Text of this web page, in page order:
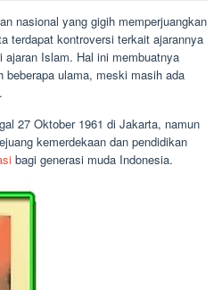
nasional yang gigih memperjuangkan
terdapat kontroversi terkait ajarannya
ajaran Islam. Hal ini membuatnya
beberapa ulama, meski masih ada
27 Oktober 1961 di Jakarta, namun
kemerdekaan dan pendidikan
bagi generasi muda Indonesia.